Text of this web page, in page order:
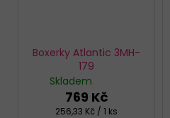
Boxerky Atlantic 3MH-
179
Skladem
769 Kč
Měrná
256,33 Kč / 1 ks